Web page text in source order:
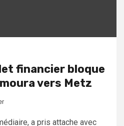
financier bloque
vers Metz
a pris attache avec